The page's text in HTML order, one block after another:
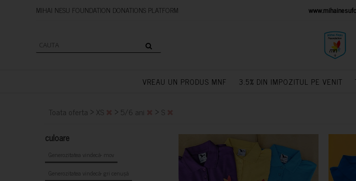
MIHAI NESU FOUNDATION DONATIONS PLATFORM
VREAU UN PRODUS MNF 3.5% DIN IMPOZITUL PE VENIT
Toata oferta > XS > 5/6 ani > S
culoare
Generozitatea vindecă- mov
Generozitatea vindecă- gri cenușă